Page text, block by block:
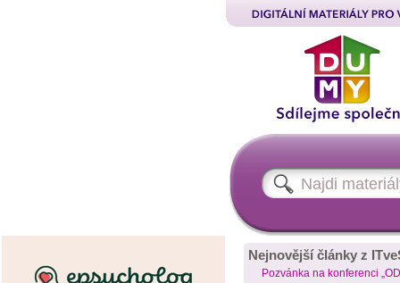
Nejnovější články z
Pozvánka na konferenci